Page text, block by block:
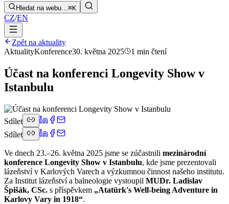
Hledat na webu…⌘K
CZ/EN
Zpět na aktuality
AktualityKonference30. května 2025 1 min čtení
Účast na konferenci Longevity Show v
Istanbulu
Sdílet
Sdílet
Ve dnech 23.–26. května 2025 jsme se zúčastnili mezinárodní
konference Longevity Show v Istanbulu, kde jsme prezentovali
lázeňství v Karlových Varech a výzkumnou činnost našeho institutu.
Za Institut lázeňství a balneologie vystoupil MUDr. Ladislav
Špišák, CSc. s příspěvkem „Atatürk's Well-being Adventure in
Karlovy Vary in 1918“.